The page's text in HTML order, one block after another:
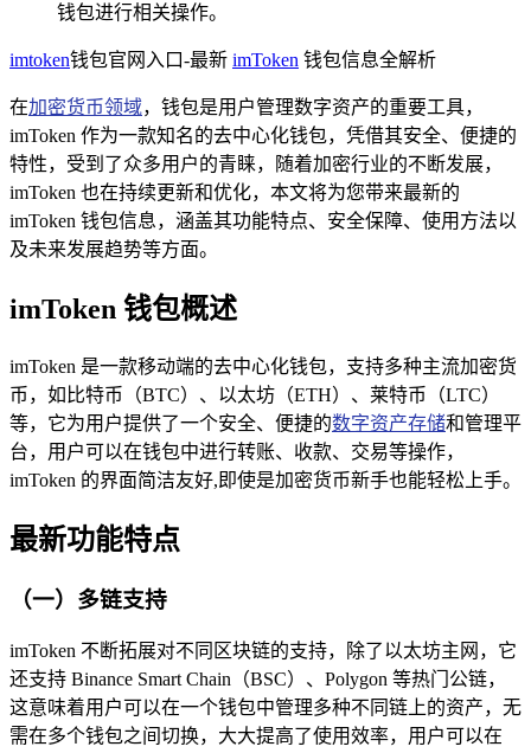
钱包进行相关操作。
imtoken钱包官网入口-最新 imToken 钱包信息全解析
在加密货币领域，钱包是用户管理数字资产的重要工具，
imToken 作为一款知名的去中心化钱包，凭借其安全、便捷的
特性，受到了众多用户的青睐，随着加密行业的不断发展，
imToken 也在持续更新和优化，本文将为您带来最新的
imToken 钱包信息，涵盖其功能特点、安全保障、使用方法以
及未来发展趋势等方面。
imToken 钱包概述
imToken 是一款移动端的去中心化钱包，支持多种主流加密货
币，如比特币（BTC）、以太坊（ETH）、莱特币（LTC）
等，它为用户提供了一个安全、便捷的数字资产存储和管理平
台，用户可以在钱包中进行转账、收款、交易等操作，
imToken 的界面简洁友好,即使是加密货币新手也能轻松上手。
最新功能特点
（一）多链支持
imToken 不断拓展对不同区块链的支持，除了以太坊主网，它
还支持 Binance Smart Chain（BSC）、Polygon 等热门公链，
这意味着用户可以在一个钱包中管理多种不同链上的资产，无
需在多个钱包之间切换，大大提高了使用效率，用户可以在